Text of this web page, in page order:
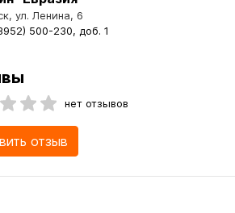
ул. Ленина, 6
500-230, доб. 1
нет отзывов
отзыв